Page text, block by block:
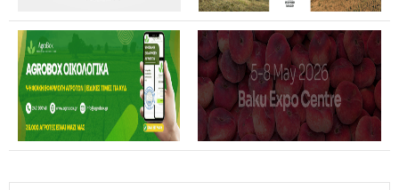
Καταστροφές από αγριογούρουνα: Ανοικτή επιστολή